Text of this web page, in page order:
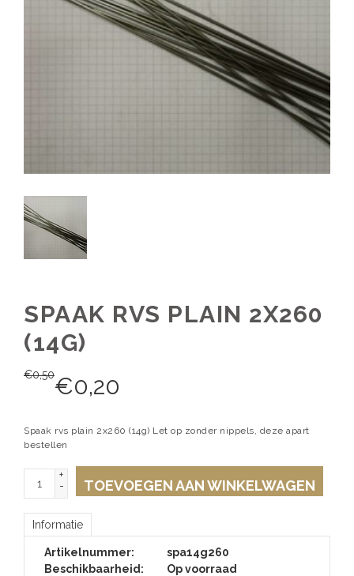
SPAAK RVS PLAIN 2X260
(14G)
€0,50€0,20
Spaak rvs plain 2x260 (14g) Let op zonder nippels, deze apart
bestellen
+
-
TOEVOEGEN AAN WINKELWAGEN
Informatie
Artikelnummer:
spa14g260
Beschikbaarheid:
Op voorraad